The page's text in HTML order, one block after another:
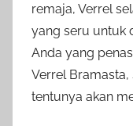
remaja, Verrel
yang seru untuk
Anda yang
Verrel Bramasta,
tentunya akan